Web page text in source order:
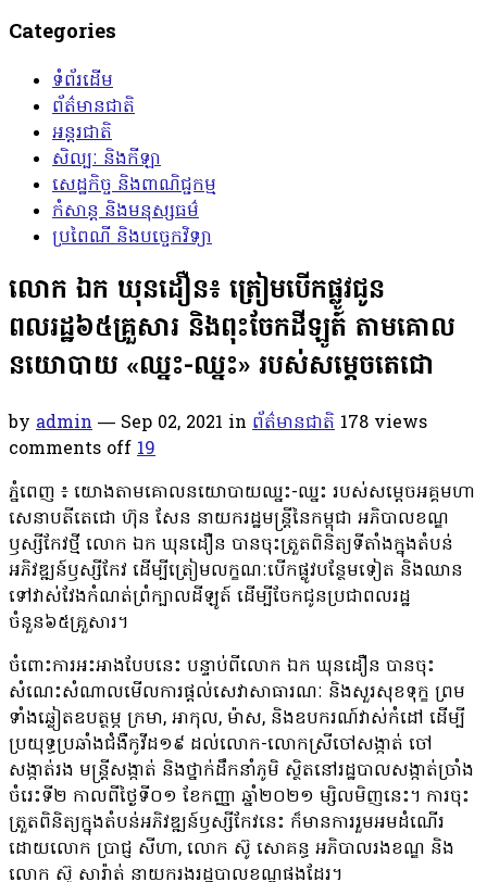
Categories
ទំព័រដើម
ព័ត៌មានជាតិ
អន្តរជាតិ
សិល្បៈ និងកីឡា
សេដ្ឋកិច្ច និងពាណិជ្ជកម្ម
កំសាន្ត និងមនុស្សធម៌
ប្រពៃណី និងបច្ចេកវិទ្យា
លោក ឯក ឃុនដឿន៖ ត្រៀមបើកផ្លូវជូន
ពលរដ្ឋ៦៥គ្រួសារ និងពុះចែកដីឡូត៍ តាមគោល
នយោបាយ «ឈ្នះ-ឈ្នះ» របស់សម្ដេចតេជោ
by admin — Sep 02, 2021 in ព័ត៌មានជាតិ 178 views
comments off 19
ភ្នំពេញ ៖ យោងតាមគោលនយោបាយឈ្នះ-ឈ្នះ របស់សម្ដេចអគ្គមហា
សេនាបតីតេជោ ហ៊ុន សែន នាយករដ្ឋមន្រ្តីនៃកម្ពុជា អភិបាលខណ្ឌ
ឫស្សីកែវថ្មី លោក ឯក ឃុនដឿន បានចុះត្រួតពិនិត្យទីតាំងក្នុងតំបន់
អភិវឌ្ឍន៍ឫស្សីកែវ ដើម្បីត្រៀមលក្ខណៈបើកផ្លូវបន្ថែមទៀត និងឈាន
ទៅវាស់វែងកំណត់ព្រំក្បាលដីឡូត៍ ដើម្បីចែកជូនប្រជាពលរដ្ឋ
ចំនួន៦៥គ្រួសារ។
ចំពោះការអះអាងបែបនេះ បន្ទាប់ពីលោក ឯក ឃុនដឿន បានចុះ
សំណេះសំណាលមើលការផ្ដល់សេវាសាធារណៈ និងសួរសុខទុក្ខ ព្រម
ទាំងឆ្លៀតឧបត្ថម្ភ ក្រមា, អាកុល, ម៉ាស, និងឧបករណ៍វាស់កំដៅ ដើម្បី
ប្រយុទ្ធប្រឆាំងជំងឺកូវីដ១៩ ដល់លោក-លោកស្រីចៅសង្កាត់ ចៅ
សង្កាត់រង មន្ត្រីសង្កាត់ និងថ្នាក់ដឹកនាំភូមិ ស្ថិតនៅរដ្ឋបាលសង្កាត់ច្រាំង
ចំរេះទី២ កាលពីថ្ងៃទី០១ ខែកញ្ញា ឆ្នាំ២០២១ ម្សិលមិញនេះ។ ការចុះ
ត្រួតពិនិត្យក្នុងតំបន់អភិវឌ្ឍន៍ឫស្សីកែវនេះ ក៏មានការរួមអមដំណើរ
ដោយលោក ប្រាជ្ញ សីហា, លោក ស៊ូ សោគន្ធ អភិបាលរងខណ្ឌ និង
លោក ស៊ូ សារ៉ាត់ នាយករងរដ្ឋបាលខណ្ឌផងដែរ។